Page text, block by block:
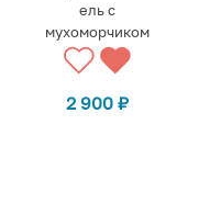
ель с
мухоморчиком
2 900 ₽